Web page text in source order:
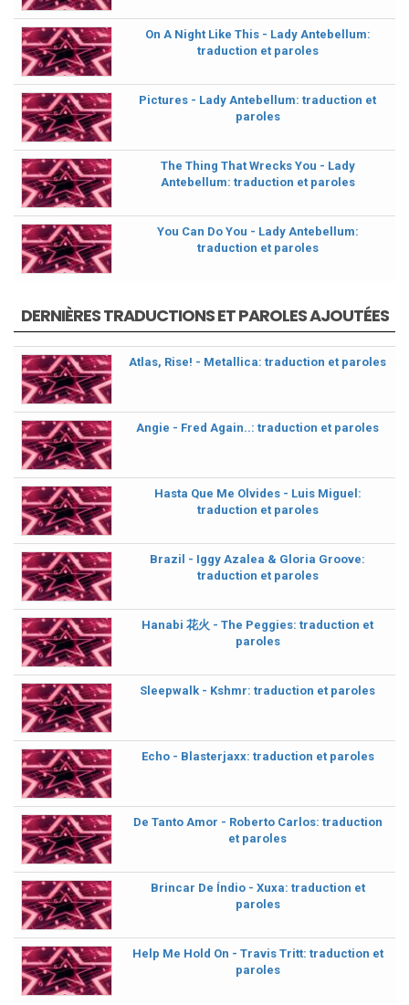
On A Night Like This - Lady Antebellum:
traduction et paroles
Pictures - Lady Antebellum: traduction et
paroles
The Thing That Wrecks You - Lady
Antebellum: traduction et paroles
You Can Do You - Lady Antebellum:
traduction et paroles
DERNIÈRES TRADUCTIONS ET PAROLES AJOUTÉES
Atlas, Rise! - Metallica: traduction et paroles
Angie - Fred Again..: traduction et paroles
Hasta Que Me Olvides - Luis Miguel:
traduction et paroles
Brazil - Iggy Azalea & Gloria Groove:
traduction et paroles
Hanabi 花火 - The Peggies: traduction et
paroles
Sleepwalk - Kshmr: traduction et paroles
Echo - Blasterjaxx: traduction et paroles
De Tanto Amor - Roberto Carlos: traduction
et paroles
Brincar De Índio - Xuxa: traduction et
paroles
Help Me Hold On - Travis Tritt: traduction et
paroles